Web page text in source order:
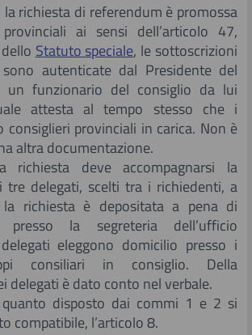
richiesta di referendum è promossa
ai sensi dell’articolo 47,
Statuto speciale, le sottoscrizioni
autenticate dal Presidente del
un funzionario del consiglio da lui
attesta al tempo stesso che i
consiglieri provinciali in carica. Non è
altra documentazione.
deve accompagnarsi la
tre delegati, scelti tra i richiedenti, a
richiesta è depositata a pena di
presso la segreteria dell’ufficio
eleggono domicilio presso i
consiliari in consiglio. Della
delegati è dato conto nel verbale.
disposto dai commi 1 e 2 si
compatibile, l’articolo 8.